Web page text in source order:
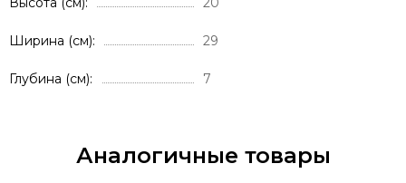
Ширина (см) 29
Глубина (см) 7
Аналогичные товары